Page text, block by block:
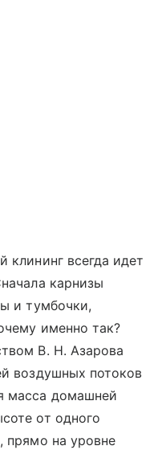
клининг всегда идет
карнизы
и тумбочки,
именно так?
В. Н. Азарова
воздушных потоков
масса домашней
от одного
прямо на уровне